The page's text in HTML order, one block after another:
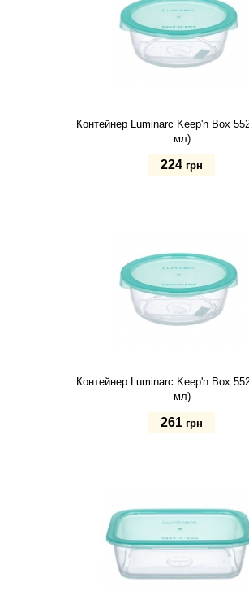
Контейнер Luminarc Keep'n Box
мл)
224 грн
Контейнер Luminarc Keep'n Box
мл)
261 грн